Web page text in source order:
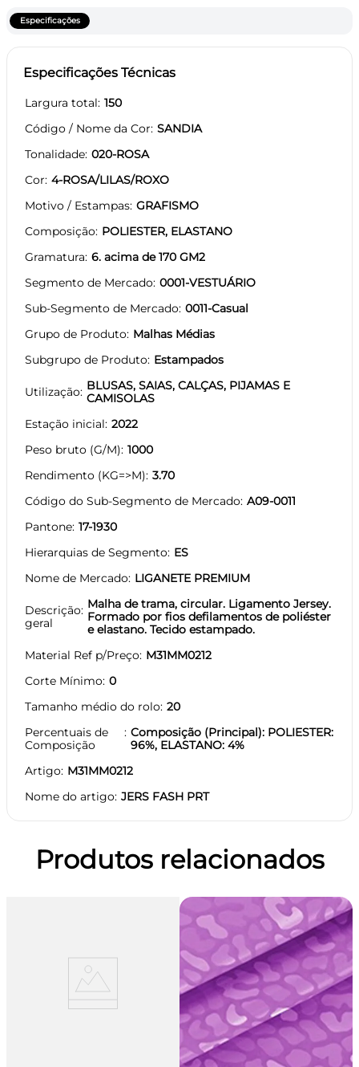
Especificações
Especificações Técnicas
Largura total 150
Código / Nome da Cor SANDIA
Tonalidade 020-ROSA
Cor 4-ROSA/LILAS/ROXO
Motivo / Estampas GRAFISMO
Composição POLIESTER, ELASTANO
Gramatura 6. acima de 170 GM2
Segmento de Mercado 0001-VESTUÁRIO
Sub-Segmento de Mercado 0011-Casual
Grupo de Produto Malhas Médias
Subgrupo de Produto Estampados
Utilização BLUSAS, SAIAS, CALÇAS, PIJAMAS E
CAMISOLAS
Estação inicial 2022
Peso bruto (G/M) 1000
Rendimento (KG=>M) 3.70
Código do Sub-Segmento de Mercado A09-0011
Pantone 17-1930
Hierarquias de Segmento ES
Nome de Mercado LIGANETE PREMIUM
Descrição
geral
Malha de trama, circular. Ligamento Jersey.
Formado por fios defilamentos de poliéster
e elastano. Tecido estampado.
Material Ref p/Preço M31MM0212
Corte Mínimo 0
Tamanho médio do rolo 20
Percentuais de
Composição
Composição (Principal): POLIESTER:
96%, ELASTANO: 4%
Artigo M31MM0212
Nome do artigo JERS FASH PRT
Produtos relacionados